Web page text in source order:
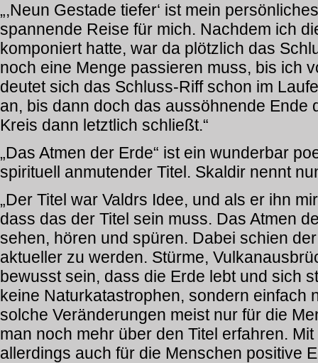
„,Neun Gestade tiefer‘ ist mein
spannende Reise für mich. Nachdem ich
komponiert hatte, war da plötzlich das
noch eine Menge passieren muss, bis ich
deutet sich das Schluss-Riff schon im
an, bis dann doch das aussöhnende Ende
Kreis dann letztlich schließt.“
„Das Atmen der Erde“ ist ein wunderbar
spirituell anmutender Titel. Skaldir nennt
„Der Titel war Valdrs Idee, und als er ihn
dass das der Titel sein muss. Das Atmen
sehen, hören und spüren. Dabei schien
aktueller zu werden. Stürme,
bewusst sein, dass die Erde lebt und sich
keine Naturkatastrophen, sondern einfach
solche Veränderungen meist nur für die
man noch mehr über den Titel erfahren.
allerdings auch für die Menschen positive